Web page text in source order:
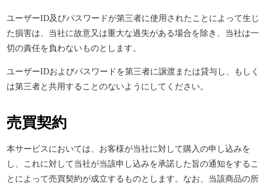
ユーザーID及びパスワードが第三者に使用されたことによって生じ
た損害は、当社に故意又は重大な過失がある場合を除き、当社は一
切の責任を負わないものとします。
ユーザーIDおよびパスワードを第三者に譲渡または貸与し、もしく
は第三者と共用することのないようにしてください。
売買契約
本サービスにおいては、お客様が当社に対して購入の申し込みを
し、これに対して当社が当該申し込みを承諾した旨の通知をするこ
とによって売買契約が成立するものとします。なお、当該商品の所